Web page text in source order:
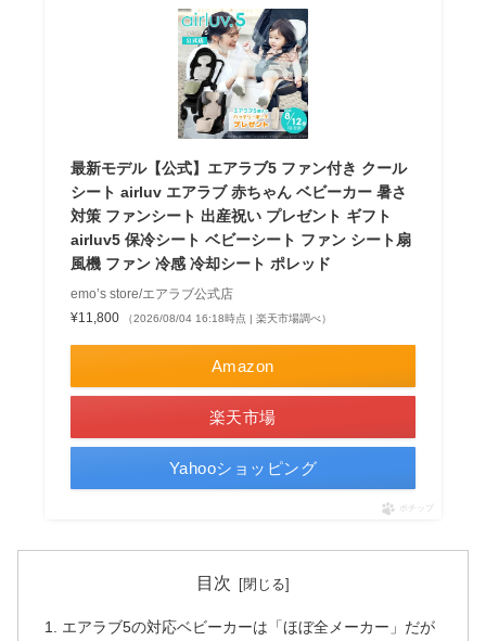
最新モデル【公式】エアラブ5 ファン付き クール
シート airluv エアラブ 赤ちゃん ベビーカー 暑さ
対策 ファンシート 出産祝い プレゼント ギフト
airluv5 保冷シート ベビーシート ファン シート扇
風機 ファン 冷感 冷却シート ポレッド
emo’s store/エアラブ公式店
¥11,800
（2026/08/04 16:18時点 | 楽天市場調べ）
Amazon
楽天市場
Yahooショッピング
ポチップ
目次
エアラブ5の対応ベビーカーは「ほぼ全メーカー」だが